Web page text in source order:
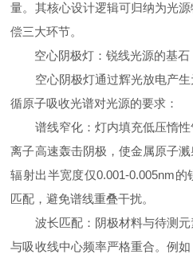
量。其核心设计逻辑可归纳为光
偿三大环节。
空心阴极灯：锐线光源的基石
空心阴极灯通过辉光放电产生
循原子吸收光谱对光源的要求：
谱线窄化：灯内填充低压惰性
离子高速轰击阴极，使金属原子
辐射出半宽度仅0.001-0.005nm
匹配，避免谱线重叠干扰。
波长匹配：阴极材料与待测元
与吸收线中心频率严格重合。例